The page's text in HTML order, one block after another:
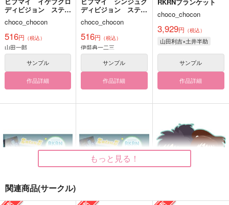
ディビジョン ステッ
カーセット
choco_chocon
516円 （税込）
山田一郎
サンプル
作品詳細
ディビジョン ステッ
カーセット
choco_chocon
516円 （税込）
伊弉冉一二三
サンプル
作品詳細
RKRNブランケット
choco_chocon
3,929円 （税込）
山田利吉×土井半助
サンプル
作品詳細
もっと見る！
関連商品(サークル)